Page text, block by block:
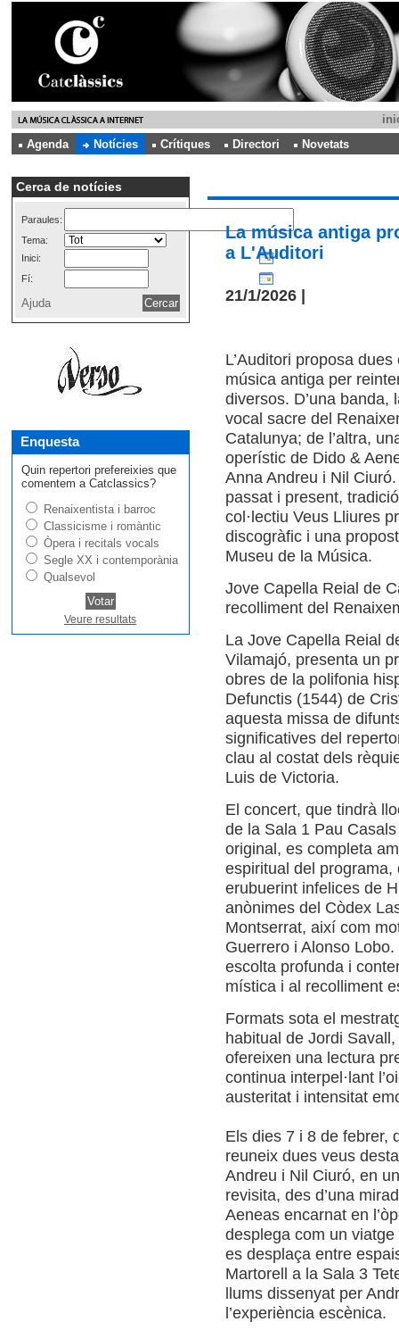
Agenda
Notícies Crítiques Directori Novetats
Cerca de notícies
Paraules:
Tema:
Inici:
Fí:
Ajuda
Enquesta
Quin repertori prefereixies que
comentem a Catclassics?
Renaixentista i barroc
Classicisme i romàntic
Òpera i recitals vocals
Segle XX i contemporània
Qualsevol
Veure resultats
La música antiga
a L'Auditori
21/1/2026 |
L’Auditori proposa
música antiga per
diversos. D’una
vocal sacre del
Catalunya; de l’altra,
operístic de Dido &
Anna Andreu i Nil
passat i present,
col·lectiu Veus Lliures
discogràfic i una
Museu de la Música.
Jove Capella Reial de
recolliment del
La Jove Capella Reial
Vilamajó, presenta un
obres de la polifonia
Defunctis (1544) de
aquesta missa de
significatives del
clau al costat dels
Luis de Victoria.
El concert, que tindrà
de la Sala 1 Pau
original, es completa
espiritual del programa,
erubuerint infelices de
anònimes del Còdex
Montserrat, així com
Guerrero i Alonso
escolta profunda i
mística i al recolliment
Formats sota el
habitual de Jordi
ofereixen una lectura
continua interpel·lant
austeritat i intensitat
Els dies 7 i 8 de febrer,
reuneix dues veus
Andreu i Nil Ciuró, en
revisita, des d’una
Aeneas encarnat en
desplega com un
es desplaça entre
Martorell a la Sala 3
llums dissenyat per
l’experiència escènica.